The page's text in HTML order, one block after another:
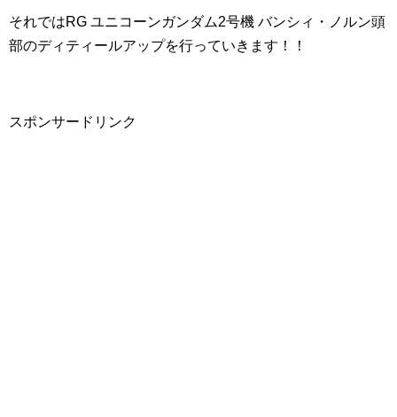
それではRG ユニコーンガンダム2号機 バンシィ・ノルン頭
部のディティールアップを行っていきます！！
スポンサードリンク